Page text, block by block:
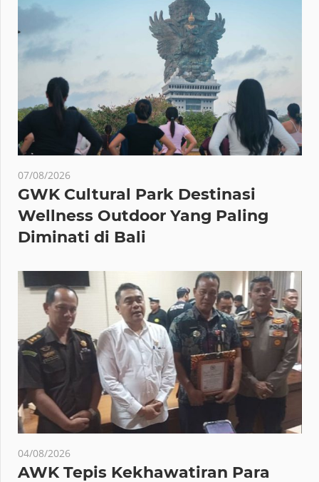
07/08/2026
GWK Cultural Park Destinasi
Wellness Outdoor Yang Paling
Diminati di Bali
04/08/2026
AWK Tepis Kekhawatiran Para